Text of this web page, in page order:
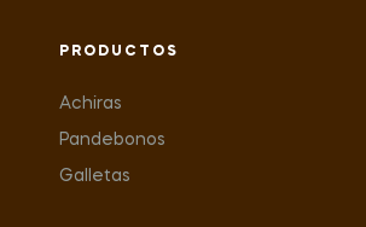
PRODUCTOS
Achiras
Pandebonos
Galletas